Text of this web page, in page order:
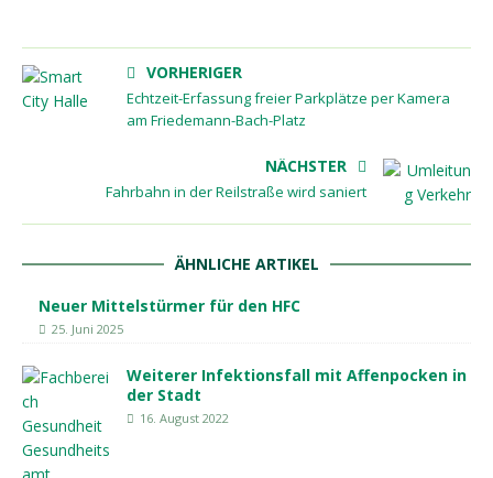
VORHERIGER
Echtzeit-Erfassung freier Parkplätze per Kamera
am Friedemann-Bach-Platz
NÄCHSTER
Fahrbahn in der Reilstraße wird saniert
ÄHNLICHE ARTIKEL
Neuer Mittelstürmer für den HFC
25. Juni 2025
Weiterer Infektionsfall mit Affenpocken in
der Stadt
16. August 2022